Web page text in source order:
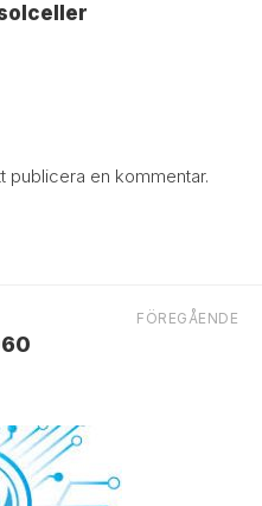
publicera en kommentar.
FÖREGÅENDE